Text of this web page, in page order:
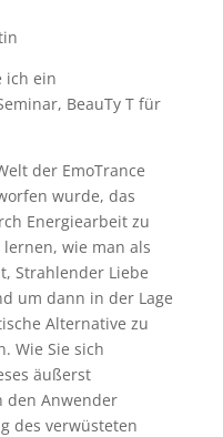
ich ein
BeauTy T für
der EmoTrance
wurde, das
Energiearbeit zu
wie man als
Strahlender Liebe
um dann in der Lage
Alternative zu
Wie Sie sich
äußerst
den Anwender
des verwüsteten